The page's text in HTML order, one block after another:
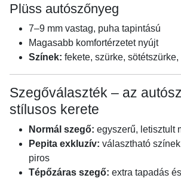
Plüss autószőnyeg
7–9 mm vastag, puha tapintású
Magasabb komfortérzetet nyújt
Színek: fekete, szürke, sötétszürke,
Szegőválaszték – az
stílusos kerete
Normál szegő: egyszerű, letisztult
Pepita exkluzív: választható
piros
Tépőzáras szegő: extra tapadás